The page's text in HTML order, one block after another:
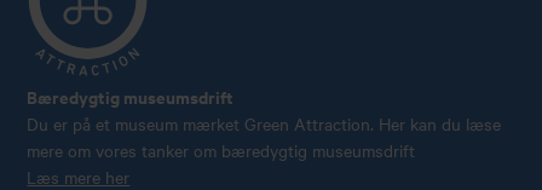
Bæredygtig museumsdrift
Du er på et museum mærket Green Attraction. Her kan du læse
mere om vores tanker om bæredygtig museumsdrift
Læs mere her